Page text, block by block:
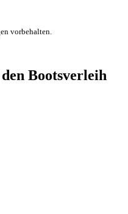
vorbehalten.
Bootsverleih